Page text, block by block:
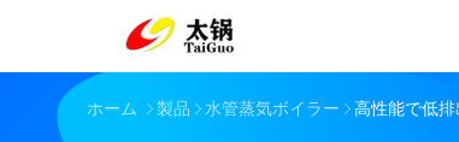
ホーム 製品 水管蒸気ボイラー 高性能で低